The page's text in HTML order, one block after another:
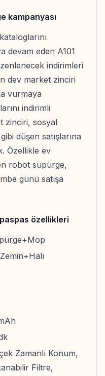
kampanyası
devam eden A101
indirimleri
dev market zinciri
vurmaya
indirimli
zinciri, sosyal
düşen satışlarına
Özellikle ev
robot süpürge,
günü satışa
özellikleri
Zamanlı Konum,
Filtre,